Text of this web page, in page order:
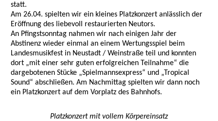
statt.
Am 26.04. spielten wir ein kleines Platzkonzert anlässlich der
Eröffnung des liebevoll restaurierten Neutors.
An Pfingstsonntag nahmen wir nach einigen Jahr der
Abstinenz wieder einmal an einem Wertungsspiel beim
Landesmusikfest in Neustadt / Weinstraße teil und konnten
dort „mit einer sehr guten erfolgreichen Teilnahme“ die
dargebotenen Stücke „Spielmannsexpress“ und „Tropical
Sound“ abschließen. Am Nachmittag spielten wir dann noch
ein Platzkonzert auf dem Vorplatz des Bahnhofs.
Platzkonzert mit vollem Körpereinsatz